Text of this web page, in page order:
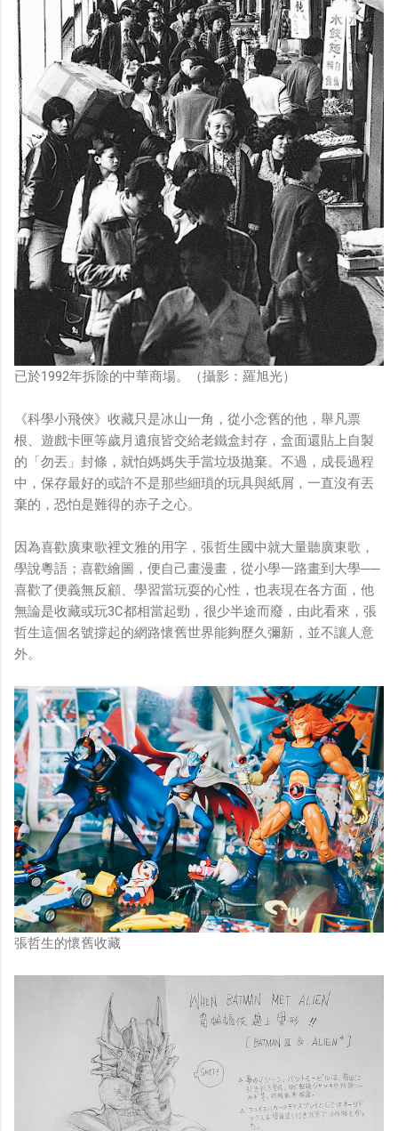
已於1992年拆除的中華商場。（攝影：羅旭光）
《科學小飛俠》收藏只是冰山一角，從小念舊的他，舉凡票
根、遊戲卡匣等歲月遺痕皆交給老鐵盒封存，盒面還貼上自製
的「勿丟」封條，就怕媽媽失手當垃圾拋棄。不過，成長過程
中，保存最好的或許不是那些細瑣的玩具與紙屑，一直沒有丟
棄的，恐怕是難得的赤子之心。
因為喜歡廣東歌裡文雅的用字，張哲生國中就大量聽廣東歌，
學說粵語；喜歡繪圖，便自己畫漫畫，從小學一路畫到大學──
喜歡了便義無反顧、學習當玩耍的心性，也表現在各方面，他
無論是收藏或玩3C都相當起勁，很少半途而廢，由此看來，張
哲生這個名號撐起的網路懷舊世界能夠歷久彌新，並不讓人意
外。
張哲生的懷舊收藏